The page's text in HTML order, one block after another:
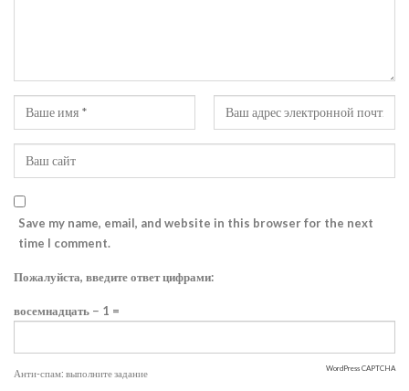
Save my name, email, and website in this browser for the next
time I comment.
Пожалуйста, введите ответ цифрами:
восемнадцать − 1 =
Анти-спам: выполните задание WordPress CAPTCHA